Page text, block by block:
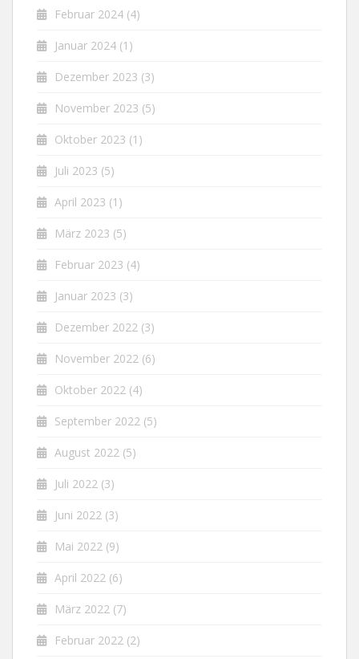
Februar 2024 (4)
Januar 2024 (1)
Dezember 2023 (3)
November 2023 (5)
Oktober 2023 (1)
Juli 2023 (5)
April 2023 (1)
März 2023 (5)
Februar 2023 (4)
Januar 2023 (3)
Dezember 2022 (3)
November 2022 (6)
Oktober 2022 (4)
September 2022 (5)
August 2022 (5)
Juli 2022 (3)
Juni 2022 (3)
Mai 2022 (9)
April 2022 (6)
März 2022 (7)
Februar 2022 (2)